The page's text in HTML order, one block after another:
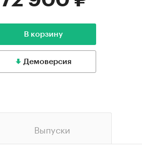
В корзину
Демоверсия
Выпуски